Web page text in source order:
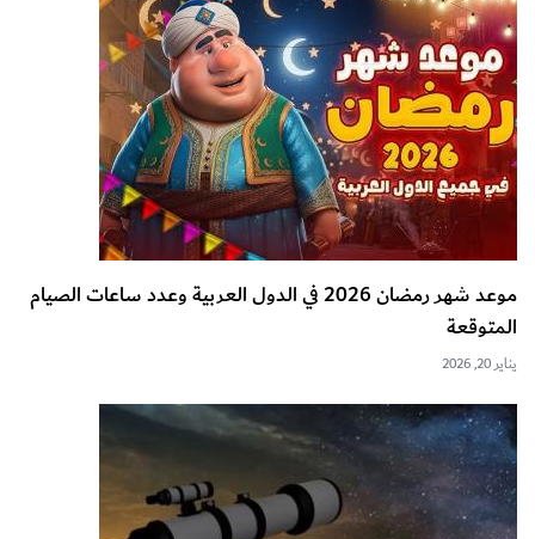
موعد شهر رمضان 2026 في الدول العربية وعدد ساعات الصيام
المتوقعة
يناير 20, 2026